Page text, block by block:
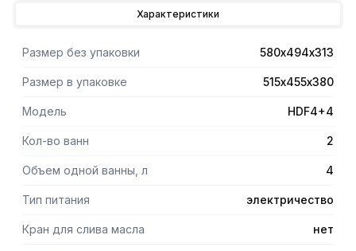
Характеристики
Размер без упаковки 580х494х313
Размер в упаковке 515х455х380
Модель HDF4+4
Кол-во ванн 2
Объем одной ванны, л 4
Тип питания электричество
Кран для слива масла нет